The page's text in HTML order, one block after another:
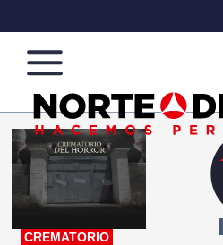
Norte
de
Ciudad
Más
que
noticias,
hacemos periodismo
CREMATORIO